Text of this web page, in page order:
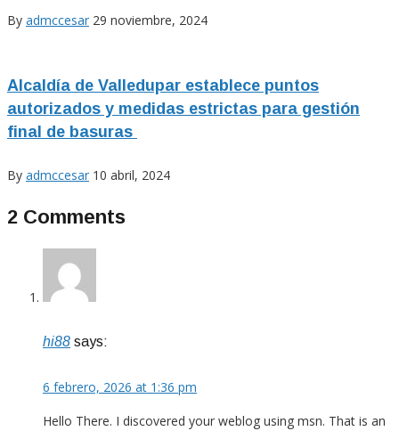
By admccesar 29 noviembre, 2024
Alcaldía de Valledupar establece puntos
autorizados y medidas estrictas para gestión
final de basuras
By admccesar 10 abril, 2024
2 Comments
hi88 says:
6 febrero, 2026 at 1:36 pm
Hello There. I discovered your weblog using msn. That is an